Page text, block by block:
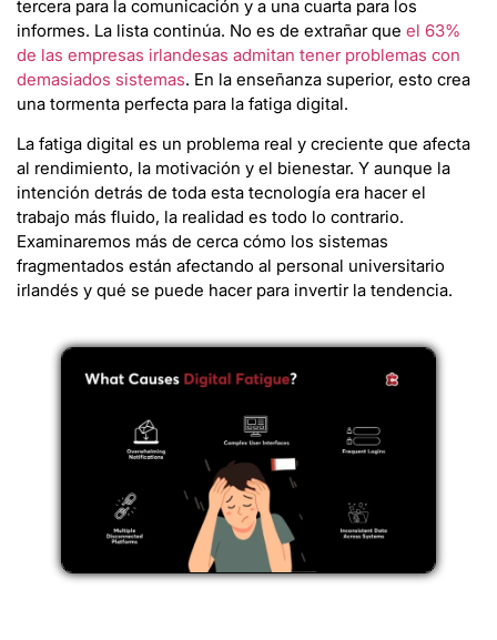
tercera para la comunicación y a una cuarta para los
informes. La lista continúa. No es de extrañar que el 63%
de las empresas irlandesas admitan tener problemas con
demasiados sistemas. En la enseñanza superior, esto crea
una tormenta perfecta para la fatiga digital.
La fatiga digital es un problema real y creciente que afecta
al rendimiento, la motivación y el bienestar. Y aunque la
intención detrás de toda esta tecnología era hacer el
trabajo más fluido, la realidad es todo lo contrario.
Examinaremos más de cerca cómo los sistemas
fragmentados están afectando al personal universitario
irlandés y qué se puede hacer para invertir la tendencia.